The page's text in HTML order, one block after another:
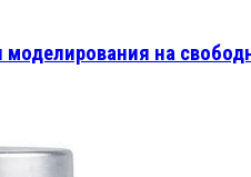
моделирования на